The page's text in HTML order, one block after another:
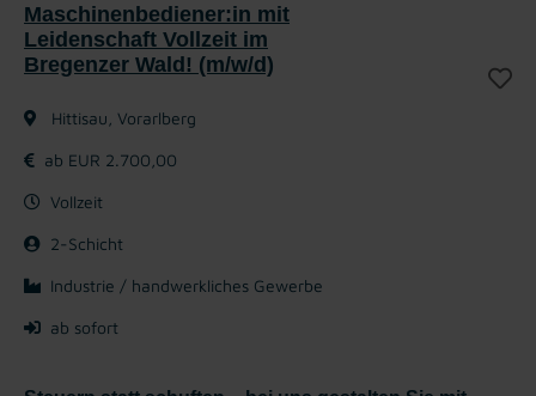
Maschinenbediener:in mit
Leidenschaft Vollzeit im
Bregenzer Wald! (m/w/d)
Hittisau, Vorarlberg
ab EUR 2.700,00
Vollzeit
2-Schicht
Industrie / handwerkliches Gewerbe
ab sofort